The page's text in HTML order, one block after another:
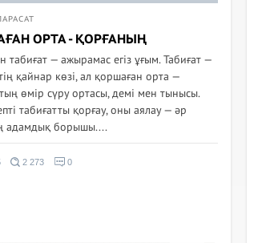
ОРТА - ҚОРҒАНЫҢ
табиғат — ажырамас егіз ұғым. Табиғат —
қайнар көзі, ал қоршаған орта —
өмір сүру ортасы, демі мен тынысы.
табиғатты қорғау, оны аялау — әр
адамдық борышы....
2 273 0